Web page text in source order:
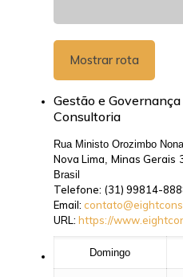
Gestão e
Consultoria
Rua Ministo Orozimbo
Nova Lima, Minas Gerais
Brasil
Telefone: (31) 99814-
Email:
URL: https://
Domingo